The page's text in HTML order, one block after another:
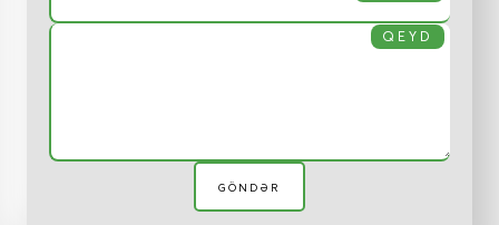
QEYD
GÖNDƏR